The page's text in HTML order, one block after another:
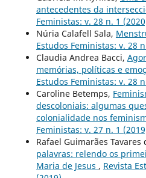
antecedentes da
Feministas: v. 28 n. 1
Núria Calafell Sala,
Estudos Feministas: v. 28
Claudia Andrea Bacci,
memórias, políticas e
Estudos Feministas: v. 28
Caroline Betemps,
descoloniais: algumas
colonialidade nos
Feministas: v. 27 n. 1
Rafael Guimarães Tavares
palavras: relendo os
Maria de Jesus , Revista